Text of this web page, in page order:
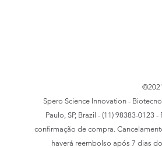
Spero Science Innovation -
Paulo, SP, Brazil - (11) 98383-
confirmação de compra.
haverá reembolso após 7 dias